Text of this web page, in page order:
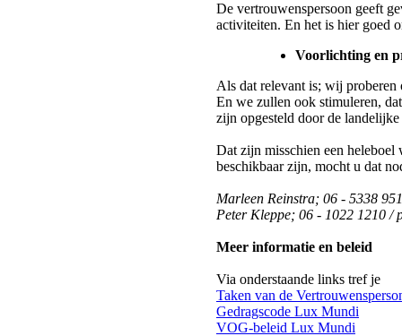
De vertrouwenspersoon geeft
activiteiten. En het is hier goed
Voorlichting en
Als dat relevant is; wij proberen
En we zullen ook stimuleren,
zijn opgesteld door de landelijke
Dat zijn misschien een
beschikbaar zijn, mocht u dat
Marleen Reinstra; 06 - 5338
Peter Kleppe; 06 - 1022 1210 /
Meer informatie en beleid
Via onderstaande links tref je
Taken van de
Gedragscode Lux Mundi
VOG-beleid Lux Mundi